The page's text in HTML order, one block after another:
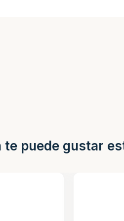
te puede gustar